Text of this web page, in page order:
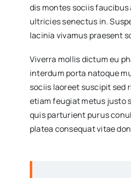
dis montes sociis faucibus
ultricies senectus in.
lacinia vivamus praesent
Viverra mollis dictum eu
interdum porta natoque
sociis laoreet suscipit sed
etiam feugiat metus justo
quis parturient purus
platea consequat vitae